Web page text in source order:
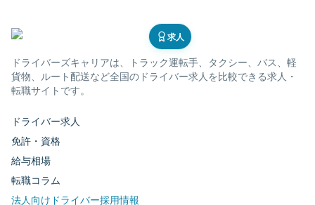
求人
ドライバーズキャリアは、トラック運転手、タクシー、バス、軽
貨物、ルート配送など全国のドライバー求人を比較できる求人・
転職サイトです。
ドライバー求人
免許・資格
給与相場
転職コラム
法人向けドライバー採用情報